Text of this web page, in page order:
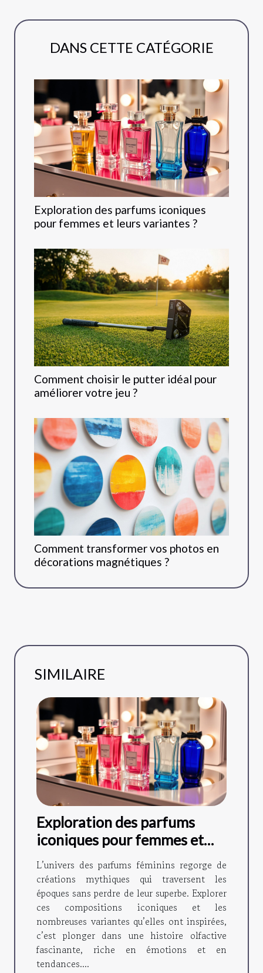
DANS CETTE CATÉGORIE
Exploration des parfums iconiques
pour femmes et leurs variantes ?
Comment choisir le putter idéal pour
améliorer votre jeu ?
Comment transformer vos photos en
décorations magnétiques ?
SIMILAIRE
Exploration des parfums
iconiques pour femmes et
leurs variantes ?
L’univers des parfums féminins regorge de
créations mythiques qui traversent les
époques sans perdre de leur superbe. Explorer
ces compositions iconiques et les
nombreuses variantes qu’elles ont inspirées,
c’est plonger dans une histoire olfactive
fascinante, riche en émotions et en
tendances....